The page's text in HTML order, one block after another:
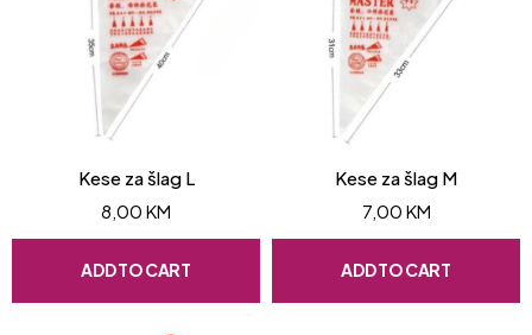
Kese za šlag L
8,00 KM
ADD TO CART
Kese za šlag M
7,00 KM
ADD TO CART